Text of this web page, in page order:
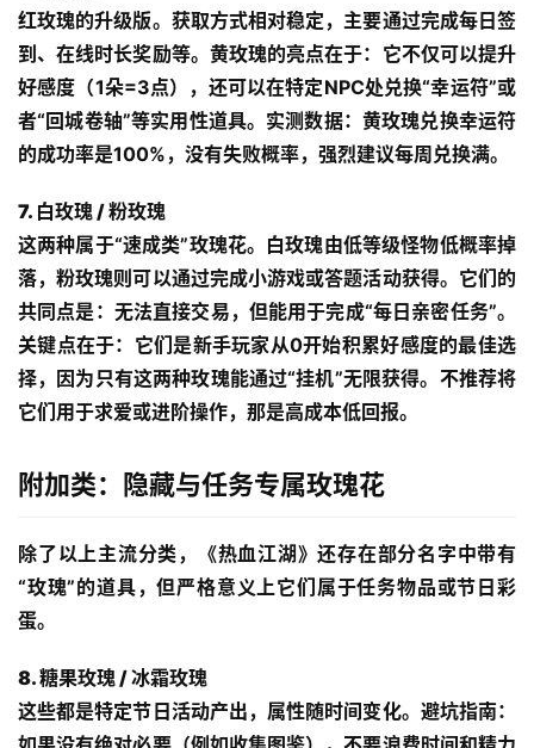
红玫瑰的升级版。获取方式相对稳定，主要通过完成每日签
到、在线时长奖励等。黄玫瑰的亮点在于：它不仅可以提升
好感度（1朵=3点），还可以在特定NPC处兑换“幸运符”或
者“回城卷轴”等实用性道具。实测数据：黄玫瑰兑换幸运符
的成功率是100%，没有失败概率，强烈建议每周兑换满。
7. 白玫瑰 / 粉玫瑰
这两种属于“速成类”玫瑰花。白玫瑰由低等级怪物低概率掉
落，粉玫瑰则可以通过完成小游戏或答题活动获得。它们的
共同点是：无法直接交易，但能用于完成“每日亲密任务”。
关键点在于：它们是新手玩家从0开始积累好感度的最佳选
择，因为只有这两种玫瑰能通过“挂机”无限获得。不推荐将
它们用于求爱或进阶操作，那是高成本低回报。
附加类：隐藏与任务专属玫瑰花
除了以上主流分类，《热血江湖》还存在部分名字中带有
“玫瑰”的道具，但严格意义上它们属于任务物品或节日彩
蛋。
8. 糖果玫瑰 / 冰霜玫瑰
这些都是特定节日活动产出，属性随时间变化。避坑指南：